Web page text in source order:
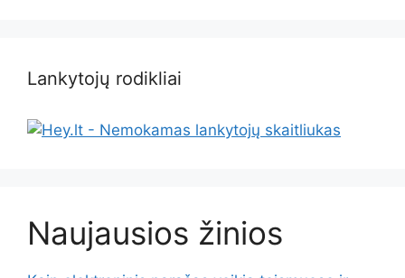
Lankytojų rodikliai
Naujausios žinios